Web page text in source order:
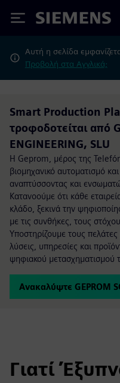
Siemens
Αυτή η σελίδα
Προβολή στα Αγγλικά;
Smart Production
τροφοδοτείται από
ENGINEERING, SLU
Η Geprom, μέρος της
βιομηχανικό αυτοματισμό
αναπτύσσοντας και
Κατανοούμε ότι κάθε
κλάδο, ξεκινά την
με τις συνθήκες, τους
Υποστηρίζουμε τους
λύσεις, υπηρεσίες και
ψηφιακού μετασχηματισμού
Ανακαλύψτε GEPROM
Γιατί